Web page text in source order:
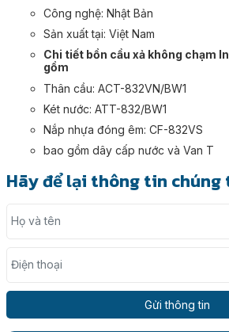
Công nghệ: Nhật Bản
Sản xuất tại: Việt Nam
Chi tiết bồn cầu xả không chạm
gồm
Thân cầu: ACT-832VN/BW1
Két nước: ATT-832/BW1
Nắp nhựa đóng êm: CF-832VS
bao gồm dây cấp nước và Van T
Hãy để lại thông tin
Họ và tên
Điện thoại